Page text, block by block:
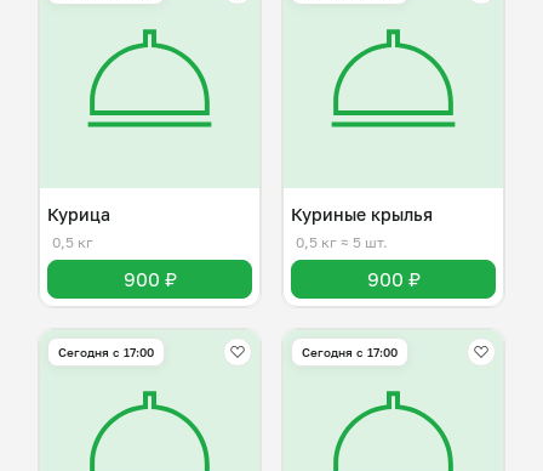
Курица
0,5 кг
900 ₽
Куриные крылья
0,5 кг ≈ 5 шт.
900 ₽
Сегодня с 17:00 Сегодня с 17:00